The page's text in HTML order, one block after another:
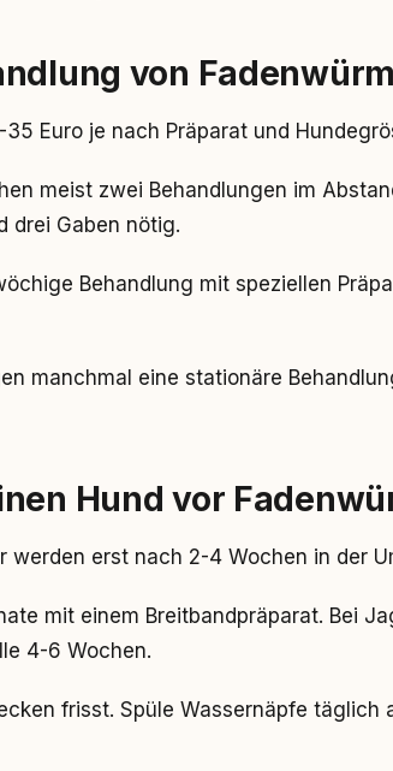
von
Euro je nach Präparat und
meist zwei Behandlungen im
drei Gaben nötig.
Behandlung mit speziellen
manchmal eine stationäre
Hund vor
werden erst nach 2-4 Wochen in der
mit einem Breitbandpräparat. Bei
4-6 Wochen.
frisst. Spüle Wassernäpfe täglich